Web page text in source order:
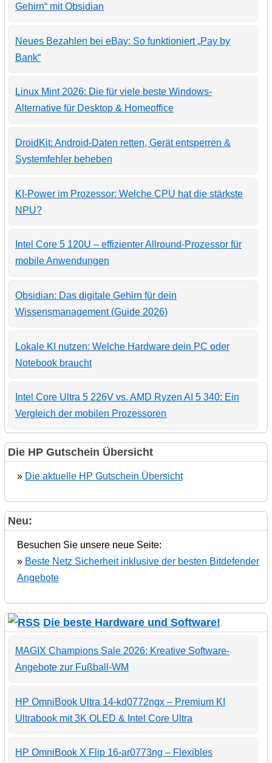
Gehirn“ mit Obsidian
Neues Bezahlen bei eBay: So funktioniert „Pay by
Bank“
Linux Mint 2026: Die für viele beste Windows-
Alternative für Desktop & Homeoffice
DroidKit: Android-Daten retten, Gerät entsperren &
Systemfehler beheben
KI-Power im Prozessor: Welche CPU hat die stärkste
NPU?
Intel Core 5 120U – effizienter Allround-Prozessor für
mobile Anwendungen
Obsidian: Das digitale Gehirn für dein
Wissensmanagement (Guide 2026)
Lokale KI nutzen: Welche Hardware dein PC oder
Notebook braucht
Intel Core Ultra 5 226V vs. AMD Ryzen AI 5 340: Ein
Vergleich der mobilen Prozessoren
Die HP Gutschein Übersicht
» Die aktuelle HP Gutschein Übersicht
Neu:
Besuchen Sie unsere neue Seite:
» Beste Netz Sicherheit inklusive der besten Bitdefender
Angebote
Die beste Hardware und Software!
MAGIX Champions Sale 2026: Kreative Software-
Angebote zur Fußball-WM
HP OmniBook Ultra 14-kd0772ngx – Premium KI
Ultrabook mit 3K OLED & Intel Core Ultra
HP OmniBook X Flip 16-ar0773ng – Flexibles